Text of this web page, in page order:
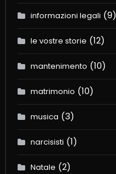
informazioni legali (9)
le vostre storie (12)
mantenimento (10)
matrimonio (10)
musica (3)
narcisisti (1)
Natale (2)